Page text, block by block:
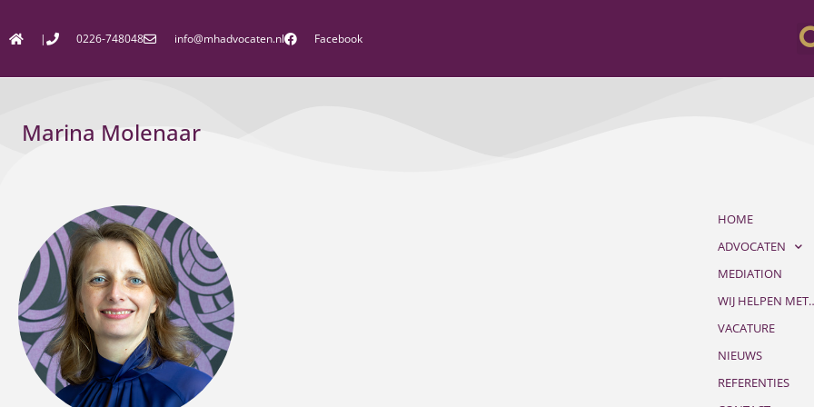
| 0226-748048 info@mhadvocaten.nl Facebook
Marina Molenaar
HOME
ADVOCATEN
MEDIATION
WIJ HELPEN
VACATURE
NIEUWS
REFERENTIES